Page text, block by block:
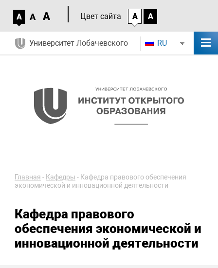
A A A Цвет сайта A A
Университет Лобачевского RU
Главная - Кафедры - Кафедра правового обеспечения
экономической и инновационной деятельности
Кафедра правового
обеспечения экономической и
инновационной деятельности